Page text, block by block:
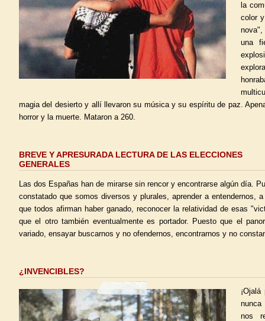
la
color
una
magia del desierto y allí llevaron su música y su espíritu de paz.
horror y la muerte. Mataron a 260.
BREVE Y APRESURADA LECTURA DE LAS ELECCIONES
GENERALES
Las dos Españas han de mirarse sin rencor y encontrarse algún día.
constatado que somos diversos y plurales, aprender a entendernos,
que todos afirman haber ganado, reconocer la relatividad de esas
que el otro también eventualmente es portador. Puesto que el
variado, ensayar buscarnos y no ofendernos, encontrarnos y no
¿INVENCIBLES?
nunca
nos